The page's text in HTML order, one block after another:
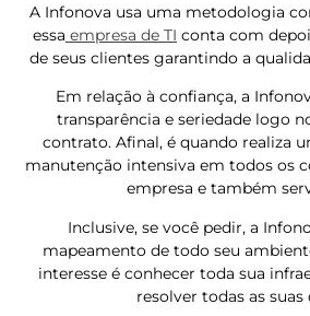
A Infonova usa uma metodologia
essa empresa de TI conta com
de seus clientes garantindo a
Em relação à confiança, a
transparência e seriedade logo
contrato. Afinal, é quando realiza
manutenção intensiva em todos os
empresa e também
Inclusive, se você pedir, a
mapeamento de todo seu
interesse é conhecer toda sua
resolver todas as suas